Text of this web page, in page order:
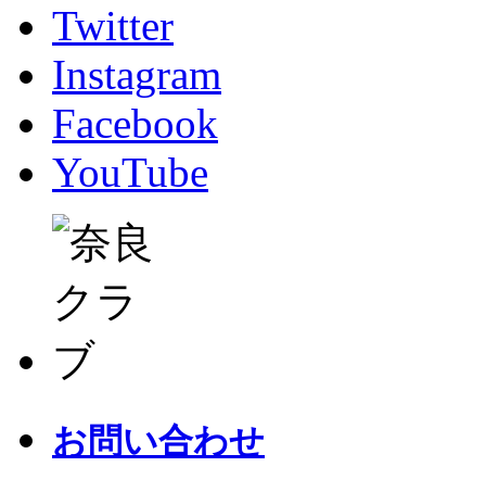
Twitter
Instagram
Facebook
YouTube
お問い合わせ